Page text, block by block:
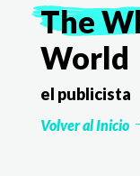
The
World
el publicista
Volver al Inicio